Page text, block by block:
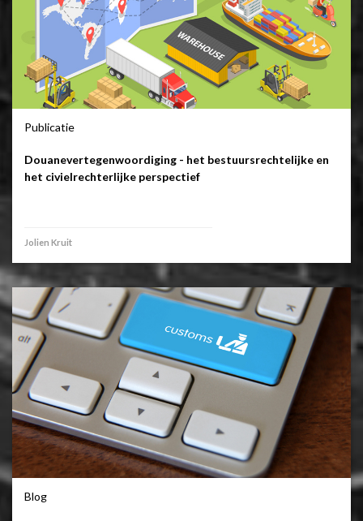
Publicatie
Douanevertegenwoordiging - het bestuursrechtelijke en
het civielrechterlijke perspectief
Jolien Kruit
Blog